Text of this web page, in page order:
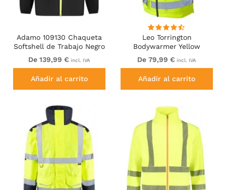
Adamo 109130 Chaqueta
Softshell de Trabajo Negro
De 139,99 € incl. IVA
Añadir al carrito
Leo Torrington
Bodywarmer Yellow
De 79,99 € incl. IVA
Añadir al carrito